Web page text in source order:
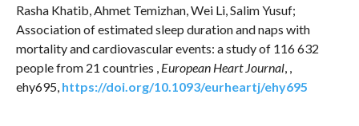
Rasha Khatib, Ahmet Temizhan, Wei Li, Salim Yusuf;
Association of estimated sleep duration and naps with
mortality and cardiovascular events: a study of 116 632
people from 21 countries , European Heart Journal, ,
ehy695, https://doi.org/10.1093/eurheartj/ehy695